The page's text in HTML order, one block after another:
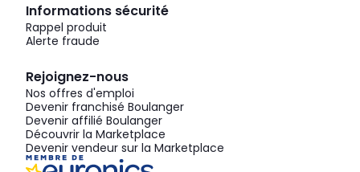
Informations sécurité
Rappel produit
Alerte fraude
Rejoignez-nous
Nos offres d'emploi
Devenir franchisé Boulanger
Devenir affilié Boulanger
Découvrir la Marketplace
Devenir vendeur sur la Marketplace